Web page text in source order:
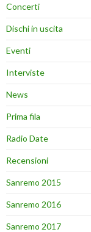
Concerti
Dischi in uscita
Eventi
Interviste
News
Prima fila
Radio Date
Recensioni
Sanremo 2015
Sanremo 2016
Sanremo 2017